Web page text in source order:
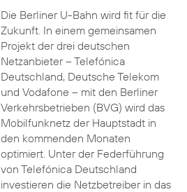
Die Berliner U-Bahn wird fit für die
Zukunft. In einem gemeinsamen
Projekt der drei deutschen
Netzanbieter – Telefónica
Deutschland, Deutsche Telekom
und Vodafone – mit den Berliner
Verkehrsbetrieben (BVG) wird das
Mobilfunknetz der Hauptstadt in
den kommenden Monaten
optimiert. Unter der Federführung
von Telefónica Deutschland
investieren die Netzbetreiber in das